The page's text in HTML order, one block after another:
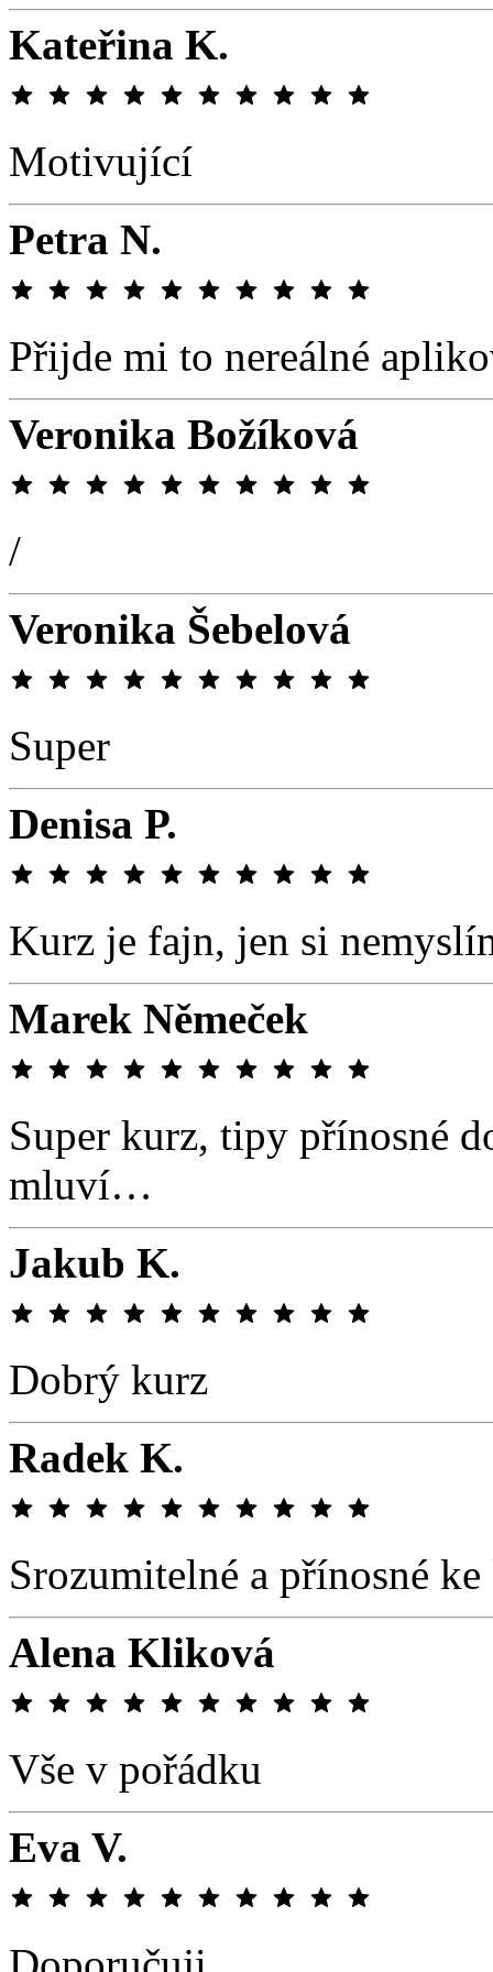
Kateřina K.
Motivující
Petra N.
Přijde mi to nereálné
Veronika Božíková
/
Veronika Šebelová
Super
Denisa P.
Kurz je fajn, jen si
Marek Němeček
Super kurz, tipy přínosné
mluví…
Jakub K.
Dobrý kurz
Radek K.
Srozumitelné a přínosné
Alena Kliková
Vše v pořádku
Eva V.